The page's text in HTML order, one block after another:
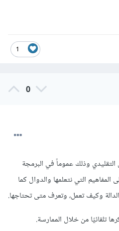
1
0
وذلك عموماً في البرمجة
التي نتعلمها والدوال كما
وكيف تعمل، وتعرف متى تحتاجها.
تلقائيًا من خلال الممارسة.